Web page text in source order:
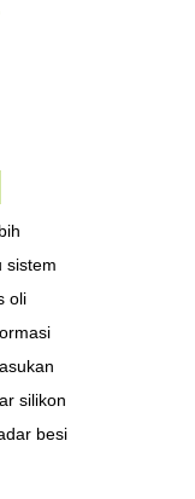
sistem
oli
silikon
besi